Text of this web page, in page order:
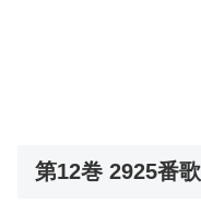
第12巻 2925番歌